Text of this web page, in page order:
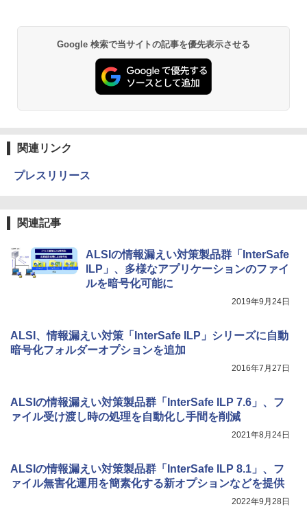
Google 検索で当サイトの記事を優先表示させる
関連リンク
プレスリリース
関連記事
ALSIの情報漏えい対策製品群「InterSafe
ILP」、多様なアプリケーションのファイ
ルを暗号化可能に
2019年9月24日
ALSI、情報漏えい対策「InterSafe ILP」シリーズに自動
暗号化フォルダーオプションを追加
2016年7月27日
ALSIの情報漏えい対策製品群「InterSafe ILP 7.6」、フ
ァイル受け渡し時の処理を自動化し手間を削減
2021年8月24日
ALSIの情報漏えい対策製品群「InterSafe ILP 8.1」、フ
ァイル無害化運用を簡素化する新オプションなどを提供
2022年9月28日